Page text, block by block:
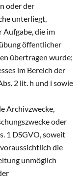
oder der
unterliegt,
die im
öffentlicher
übertragen wurde;
im Bereich der
2 lit. h und i sowie
Archivzwecke,
oder
1 DSGVO, soweit
die
unmöglich